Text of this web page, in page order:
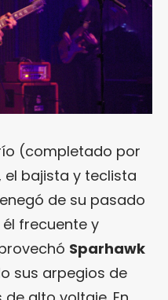
(completado por
el bajista y teclista
de su pasado
frecuente y
Sparhawk
sus arpegios de